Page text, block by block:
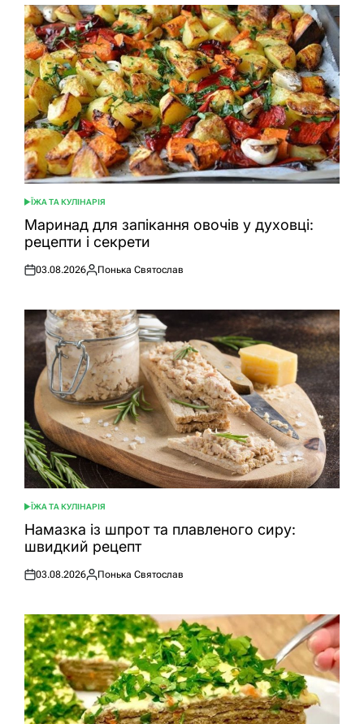
ОПУБЛІКУВАТИ
У
ЇЖА ТА КУЛІНАРІЯ
Маринад для запікання овочів у духовці:
рецепти і секрети
Оприлюднено
03.08.2026
Опубліковано
Понька Святослав
ОПУБЛІКУВАТИ
У
ЇЖА ТА КУЛІНАРІЯ
Намазка із шпрот та плавленого сиру:
швидкий рецепт
Оприлюднено
03.08.2026
Опубліковано
Понька Святослав